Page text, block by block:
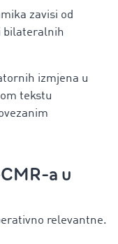
zavisi od
bilateralnih
izmjena u
tekstu
a u
relevantne.